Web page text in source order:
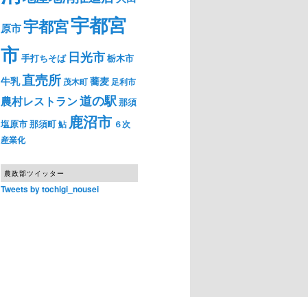
原市宇都宮宇都宮
市手打ちそば 日光市栃木市
牛乳直売所 茂木町蕎麦 足利市
農村レストラン道の駅那須
塩原市那須町鮎 鹿沼市 ６次
産業化
農政部ツイッター
Tweets by tochigi_nousei